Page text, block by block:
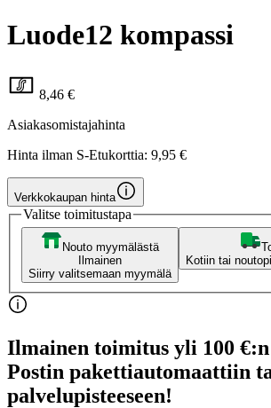
Luode12 kompassi
8,46 €
Asiakasomistajahinta
Hinta ilman S-Etukorttia: 9,95 €
Verkkokaupan hinta
Valitse toimitustapa
Nouto myymälästä
Ilmainen
Siirry valitsemaan myymälä
Kotiin tai
Ilmainen toimitus yli 100
Postin pakettiautomaattiin
palvelupisteeseen!